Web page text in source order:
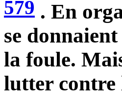
579 . En
se
la foule.
lutter contre